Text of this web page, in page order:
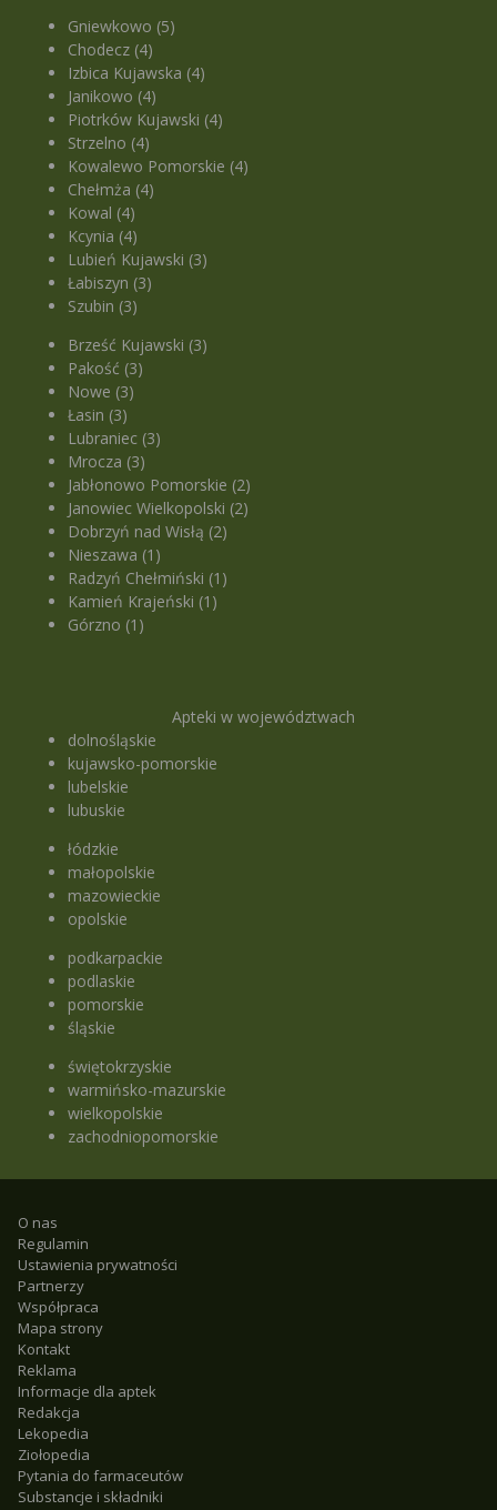
Gniewkowo (5)
Chodecz (4)
Izbica Kujawska (4)
Janikowo (4)
Piotrków Kujawski (4)
Strzelno (4)
Kowalewo Pomorskie (4)
Chełmża (4)
Kowal (4)
Kcynia (4)
Lubień Kujawski (3)
Łabiszyn (3)
Szubin (3)
Brześć Kujawski (3)
Pakość (3)
Nowe (3)
Łasin (3)
Lubraniec (3)
Mrocza (3)
Jabłonowo Pomorskie (2)
Janowiec Wielkopolski (2)
Dobrzyń nad Wisłą (2)
Nieszawa (1)
Radzyń Chełmiński (1)
Kamień Krajeński (1)
Górzno (1)
Apteki w województwach
dolnośląskie
kujawsko-pomorskie
lubelskie
lubuskie
łódzkie
małopolskie
mazowieckie
opolskie
podkarpackie
podlaskie
pomorskie
śląskie
świętokrzyskie
warmińsko-mazurskie
wielkopolskie
zachodniopomorskie
O nas
Regulamin
Ustawienia prywatności
Partnerzy
Współpraca
Mapa strony
Kontakt
Reklama
Informacje dla aptek
Redakcja
Lekopedia
Ziołopedia
Pytania do farmaceutów
Substancje i składniki